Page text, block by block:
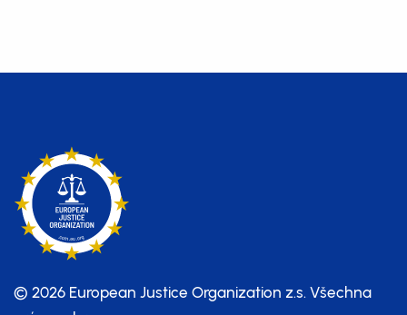
© 2026 European Justice Organization z.s. Všechna